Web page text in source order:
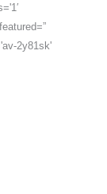
2y81sk'